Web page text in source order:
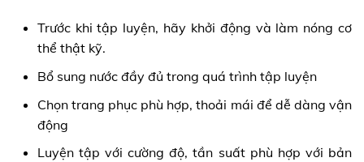
Trước khi tập luyện, hãy khởi động và làm nóng cơ
thể thật kỹ.
Bổ sung nước đầy đủ trong quá trình tập luyện
Chọn trang phục phù hợp, thoải mái để dễ dàng vận
động
Luyện tập với cường độ, tần suất phù hợp với bản